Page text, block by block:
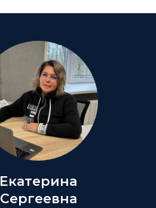
Екатерина
Сергеевна